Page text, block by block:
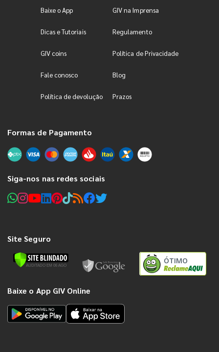
Baixe o App GIV na Imprensa
Dicas e Tutoriais Regulamento
GIV coins Política de Privacidade
Fale conosco Blog
Política de devolução Prazos
Formas de Pagamento
Siga-nos nas redes sociais
Site Seguro
ÓTIMO
Baixe o App GIV Online